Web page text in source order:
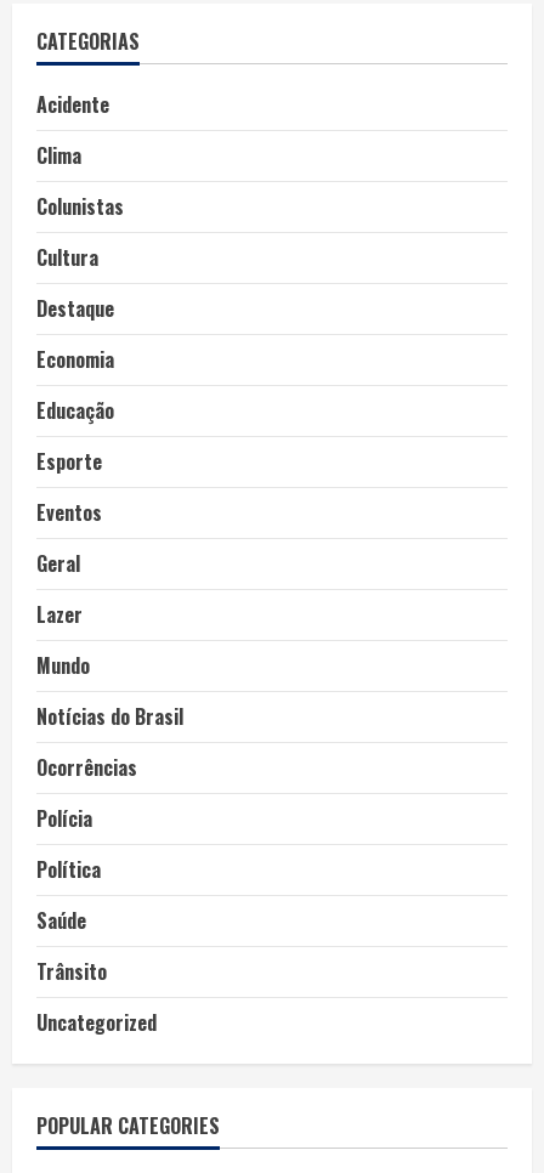
CATEGORIAS
Acidente
Clima
Colunistas
Cultura
Destaque
Economia
Educação
Esporte
Eventos
Geral
Lazer
Mundo
Notícias do Brasil
Ocorrências
Polícia
Política
Saúde
Trânsito
Uncategorized
POPULAR CATEGORIES